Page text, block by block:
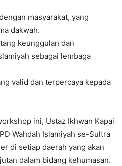
masyarakat, yang
dakwah.
keunggulan dan
sebagai lembaga
valid dan terpercaya kepada
ini, Ustaz Ikhwan Kapai
Wahdah Islamiyah se-Sultra
di setiap daerah yang akan
dalam bidang kehumasan.